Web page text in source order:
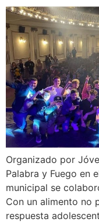
Organizado por
Palabra y Fuego en
municipal se
Con un alimento no
respuesta